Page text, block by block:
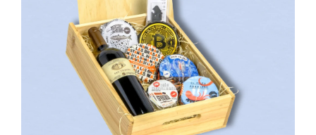
150,00€